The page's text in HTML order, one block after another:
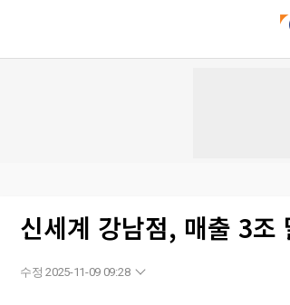
신세계 강남점, 매출 3조
수정 2025-11-09 09:28